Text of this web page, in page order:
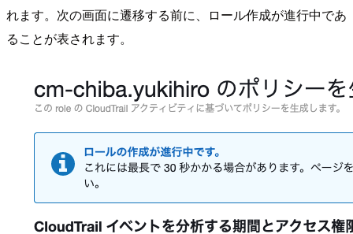
れます。次の画面に遷移する前に、ロール作成が進行中であ
ることが表されます。